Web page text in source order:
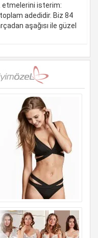
etmelerini isterim:
adedidir. Biz 84
aşağısı ile güzel